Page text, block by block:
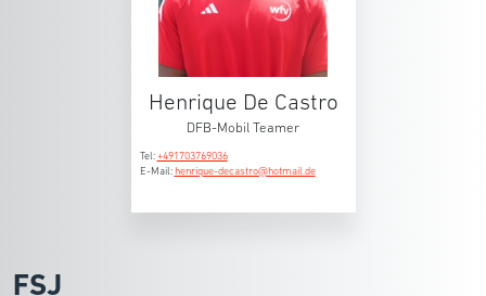
Henrique De Castro
DFB-Mobil Teamer
Tel:+491703769036
E-Mail: henrique-decastro@hotmail.de
FSJ